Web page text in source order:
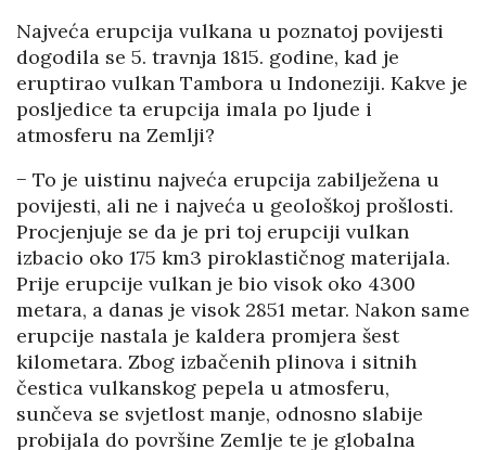
Najveća erupcija vulkana u poznatoj povijesti
dogodila se 5. travnja 1815. godine, kad je
eruptirao vulkan Tambora u Indoneziji. Kakve je
posljedice ta erupcija imala po ljude i
atmosferu na Zemlji?
− To je uistinu najveća erupcija zabilježena u
povijesti, ali ne i najveća u geološkoj prošlosti.
Procjenjuje se da je pri toj erupciji vulkan
izbacio oko 175 km3 piroklastičnog materijala.
Prije erupcije vulkan je bio visok oko 4300
metara, a danas je visok 2851 metar. Nakon same
erupcije nastala je kaldera promjera šest
kilometara. Zbog izbačenih plinova i sitnih
čestica vulkanskog pepela u atmosferu,
sunčeva se svjetlost manje, odnosno slabije
probijala do površine Zemlje te je globalna